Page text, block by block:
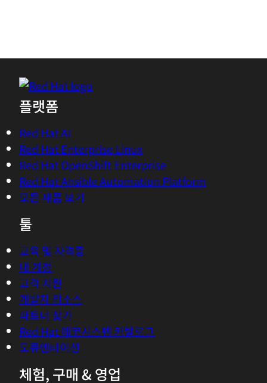
플랫폼
Red Hat AI
Red Hat Enterprise Linux
Red Hat Ansible Automation Platform
툴
교육 및 자격증
내 계정
고객 지원
개발자 리소스
Red Hat 에코시스템 카탈로그